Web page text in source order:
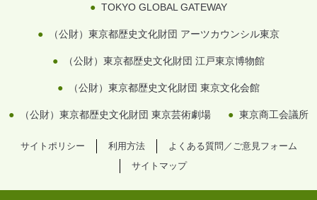
TOKYO GLOBAL GATEWAY
（公財）東京都歴史文化財団 アーツカウンシル東京
（公財）東京都歴史文化財団 江戸東京博物館
（公財）東京都歴史文化財団 東京文化会館
（公財）東京都歴史文化財団 東京芸術劇場 東京商工会議所
サイトポリシー 利用方法
よくある質問／ご意見フォーム
サイトマップ